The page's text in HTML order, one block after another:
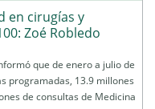
en cirugías y
Zoé Robledo
que de enero a julio de
programadas, 13.9 millones
de consultas de Medicina